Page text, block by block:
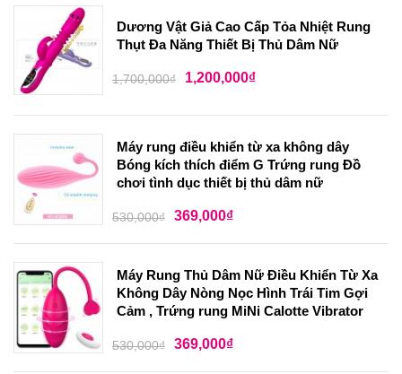
Dương Vật Giả Cao Cấp Tỏa Nhiệt Rung
Thụt Đa Năng Thiết Bị Thủ Dâm Nữ
1,700,000₫ 1,200,000₫
Máy rung điều khiển từ xa không dây
Bóng kích thích điểm G Trứng rung Đồ
chơi tình dục thiết bị thủ dâm nữ
530,000₫ 369,000₫
Máy Rung Thủ Dâm Nữ Điều Khiển Từ Xa
Không Dây Nòng Nọc Hình Trái Tim Gợi
Cảm , Trứng rung MiNi Calotte Vibrator
530,000₫ 369,000₫